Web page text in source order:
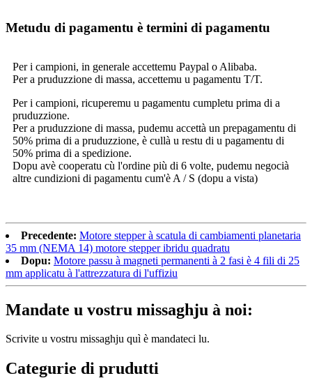
Metudu di pagamentu è termini di pagamentu
Per i campioni, in generale accettemu Paypal o Alibaba.
Per a pruduzzione di massa, accettemu u pagamentu T/T.
Per i campioni, ricuperemu u pagamentu cumpletu prima di a
pruduzzione.
Per a pruduzzione di massa, pudemu accettà un prepagamentu di
50% prima di a pruduzzione, è cullà u restu di u pagamentu di
50% prima di a spedizione.
Dopu avè cooperatu cù l'ordine più di 6 volte, pudemu negocià
altre cundizioni di pagamentu cum'è A / S (dopu a vista)
Precedente: Motore stepper à scatula di cambiamenti planetaria
35 mm (NEMA 14) motore stepper ibridu quadratu
Dopu: Motore passu à magneti permanenti à 2 fasi è 4 fili di 25
mm applicatu à l'attrezzatura di l'uffiziu
Mandate u vostru missaghju à noi:
Scrivite u vostru missaghju quì è mandateci lu.
Categurie di prudutti